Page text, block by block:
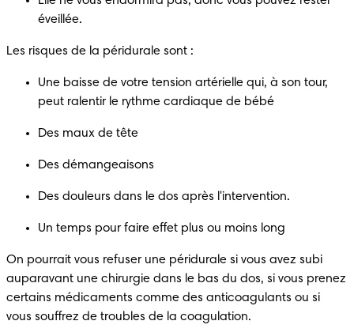
Une baisse de votre tension artérielle qui, à son tour,
On pourrait vous refuser une péridurale si vous avez subi
auparavant une chirurgie dans le bas du dos, si vous prenez
certains médicaments comme des anticoagulants ou si